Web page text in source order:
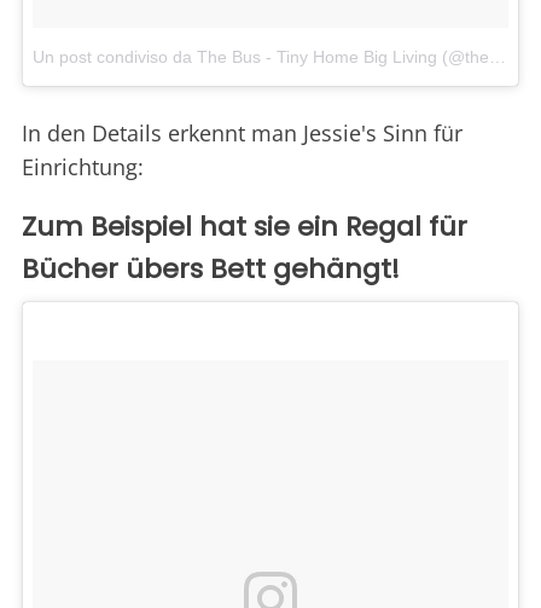
In den Details erkennt man Jessie's Sinn für
Einrichtung:
Zum Beispiel hat sie ein Regal für
Bücher übers Bett gehängt!